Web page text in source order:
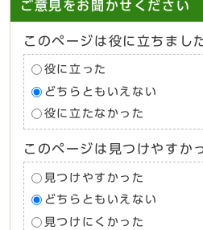
ご意見をお聞かせください
このページは役に立ちまし
役に立った
どちらともいえない
役に立たなかった
このページは見つけやすか
見つけやすかった
どちらともいえない
見つけにくかった